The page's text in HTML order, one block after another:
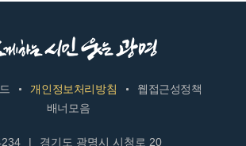
개인정보처리방침
웹접근성정책
배너모음
| 경기도 광명시 시청로 20